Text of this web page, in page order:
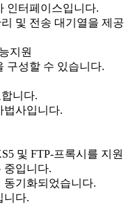
인터페이스입니다.
및 전송 대기열을 제
지원
구성할 수 있습니다.
니다.
법사입니다.
및 FTP-프록시를 지
중입니다.
동기화되었습니다.
니다.